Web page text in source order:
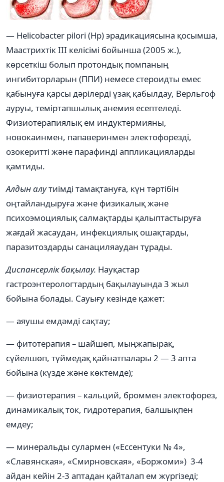
— Helicobacter pilori (Нр) эрадикациясына қосымша,
Маастрихтік ІІІ келісімі бойынша (2005 ж.),
көрсеткіш болып протондық помпаның
ингибиторларын (ППИ) немесе стероидты емес
қабынуға қарсы дәрілерді ұзақ қабылдау, Верльгоф
ауруы, теміртапшылық анемия есептеледі.
Физиотерапиялық ем индуктермияны,
новокаинмен, папаверинмен электофорезді,
озокеритті және парафинді аппликацияларды
қамтиды.
Алдын алутиімді тамақтануға, күн тәртібін
оңтайландыруға және физикалық және
психоэмоциялық салмақтарды қалыптастыруға
жағдай жасаудан, инфекциялық ошақтарды,
паразитоздарды санациляаудан тұрады.
Диспансерлік бақылау. Науқастар
гастроэнтерологтардың бақылауында 3 жыл
бойына болады. Сауығу кезінде қажет:
— аяушы емдәмді сақтау;
— фитотерапия – шайшөп, мыңжапырақ,
сүйелшөп, түймедақ қайнатпалары 2 — 3 апта
бойына (күзде және көктемде);
— физиотерапия – кальций, броммен электофорез,
динамикалық ток, гидротерапия, балшықпен
емдеу;
— минеральды сулармен («Ессентуки № 4»,
«Славянская», «Смирновская», «Боржоми») 3-4
айдан кейін 2-3 аптадан қайталап ем жүргізеді;